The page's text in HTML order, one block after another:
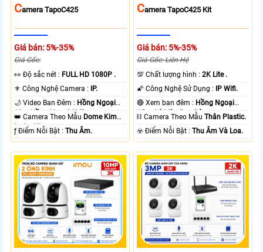
CAmera TapoC425
Giá bán: 5%-35%
Giá Gốc:
️👀 Độ sắc nét : FULL HD 1080P .
⚜️ Công Nghệ Camera : IP.
🌙 Video Ban Đêm : Hồng Ngoại
10m Hồng Ngoại SMD.
👑 Camera Theo Mẫu Dome Kim
loại + Nhựa.
️ƒ Điểm Nỗi Bật :Thu Âm.
CAmera TapoC425 Kit
Giá bán: 5%-35%
Giá Gốc: Liên Hệ
💯 Chất lượng hình :2K Lite .
🌠 Công Nghệ Sử Dụng : IP Wifi.
🔴 Xem ban đêm : Hồng Ngoại
15m Có Màu Ban Ðêm.
⛓ Camera Theo MẫuThân Plastic.
️☣️ Điểm Nỗi Bật :Thu Âm Và Loa.